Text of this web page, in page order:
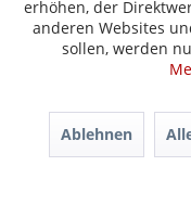
E-Mail:kontakt@tuer-
© Tür-und-Zarge.de 2017
erhöhen, der
anderen Websites
sollen, werden
Ablehnen